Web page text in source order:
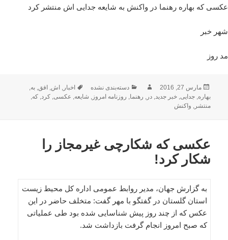
عکسی که بهاره رهنما در واکنش به شایعه جدایی اش منتشر کرد
شهر خبر
مد روز
ارسال
شده
در
مارس 27, 2016 نویسندهدسته‌ها
دسته‌بندی نشده برچسب‌ها
اخبار, اش, افق,به,
بهاره,جدایی,خبر جدید,در, رهنما, روزنامه امروز, شایعه, عکسی,کرد,که,
منتشر, واکنش
عکسی که شکارچی غیرمجاز را
شکار کرد!
به گزارش جهان، مدیر روابط عمومی اداره کل محیط زیست
استان گلستان در گفتگو با مهر گفت: متخلف حاضر در این
عکس که از چند روز پیش شناسایی شده بود طی عملیاتی
که صبح امروز انجام گرفت بازداشت شد.